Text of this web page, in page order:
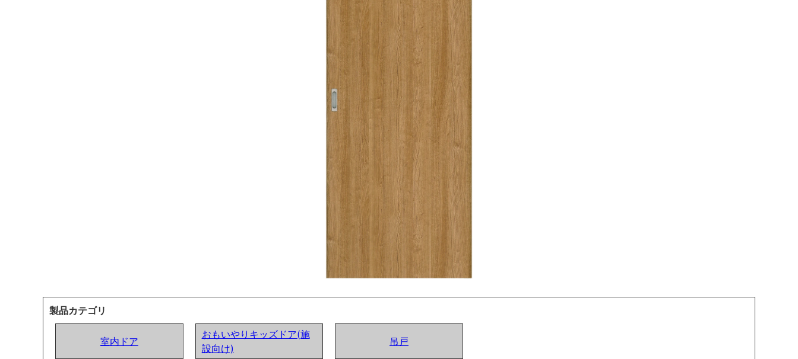
製品カテゴリ
室内ドア
おもいやりキッズドア(施
設向け)
吊戸